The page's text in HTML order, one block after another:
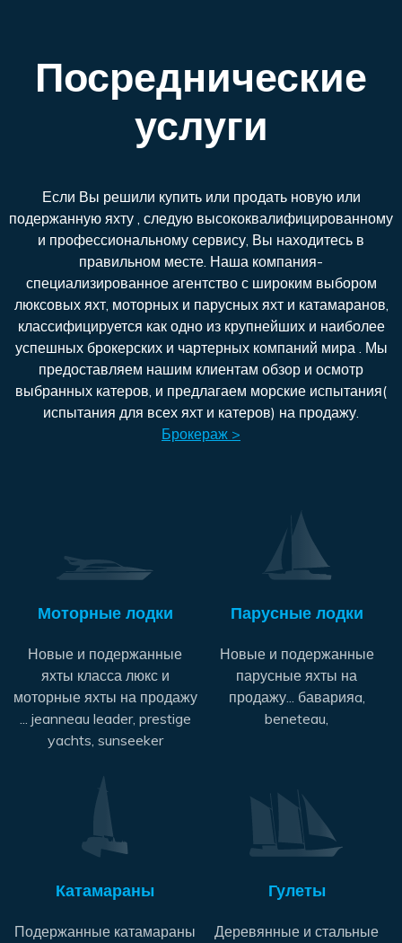
Посреднические
услуги
Если Вы решили купить или продать новую или
подержанную яхту , следую высококвалифицированному
и профессиональному сервису, Вы находитесь в
правильном месте. Наша компания-
специализированное агентство с широким выбором
люксовых яхт, моторных и парусных яхт и катамаранов,
классифицируется как одно из крупнейших и наиболее
успешных брокерских и чартерных компаний мира . Мы
предоставляем нашим клиентам обзор и осмотр
выбранных катеров, и предлагаем морские испытания(
испытания для всех яхт и катеров) на продажу.
Брокераж >
Моторные лодки
Новые и подержанные
яхты класса люкс и
моторные яхты на продажу
... jeanneau leader, prestige
yachts, sunseeker
Парусные лодки
Новые и подержанные
парусные яхты на
продажу... баварияa,
beneteau,
Катамараны
Подержанные катамараны
Гулеты
Деревянные и стальные